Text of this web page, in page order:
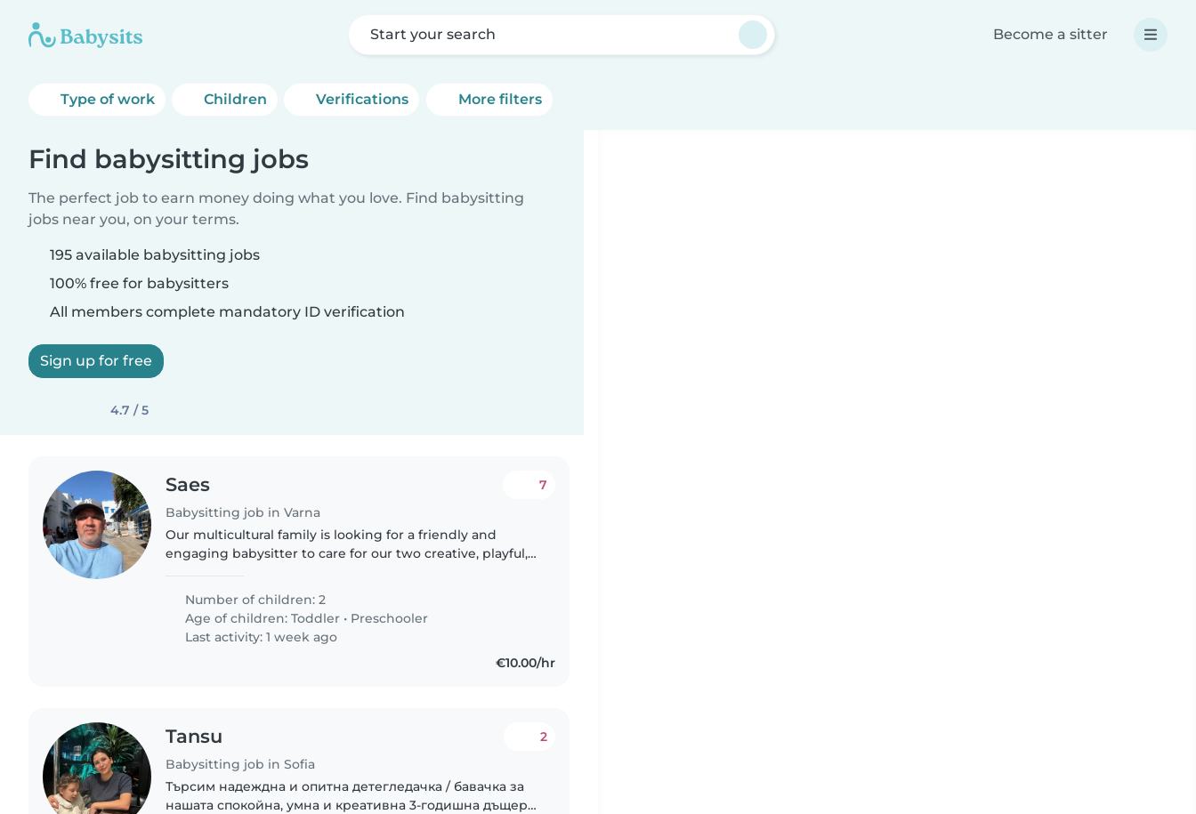
Start your search Become a sitter
Type of work Children Verifications More filters
Find babysitting jobs
The perfect job to earn money doing what you love. Find babysitting
jobs near you, on your terms.
195 available babysitting jobs
100% free for babysitters
All members complete mandatory ID verification
Sign up for free
4.7 / 5
Saes
Babysitting job in Varna
7
Our multicultural family is looking for a friendly and
engaging babysitter to care for our two creative, playful,
someone..
Number of children: 2
Age of children:Toddler • Preschooler
Last activity: 1 week ago
€10.00/hr
Tansu
Babysitting job in Sofia
2
Търсим надеждна и опитна детегледачка / бавачка за
нашата спокойна, умна и креативна 3-годишна дъщеря.